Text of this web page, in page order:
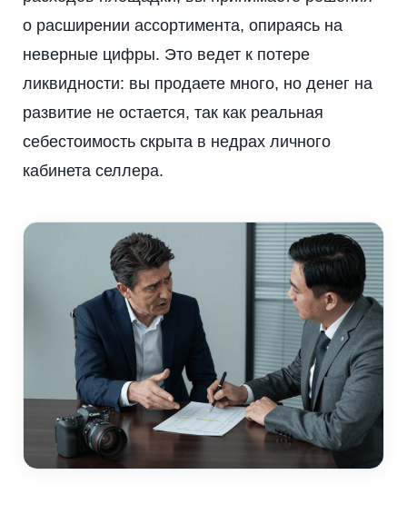
о расширении ассортимента, опираясь на
неверные цифры. Это ведет к потере
ликвидности: вы продаете много, но денег на
развитие не остается, так как реальная
себестоимость скрыта в недрах личного
кабинета селлера.